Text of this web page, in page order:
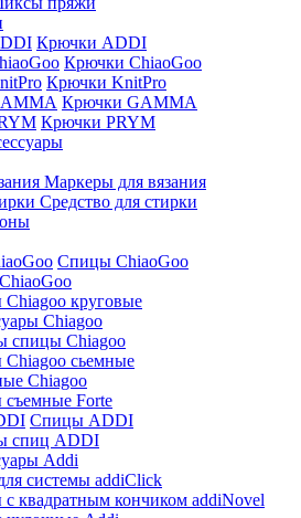
Крючки ADDI
Крючки ChiaoGoo
Крючки KnitPro
Крючки GAMMA
Крючки PRYM
Маркеры для вязания
Средство для стирки
Спицы ChiaoGoo
круговые
Chiagoo
спицы Chiagoo
сьемные
Chiagoo
Forte
Спицы ADDI
спиц ADDI
Addi
системы addiClick
квадратным кончиком addiNovel